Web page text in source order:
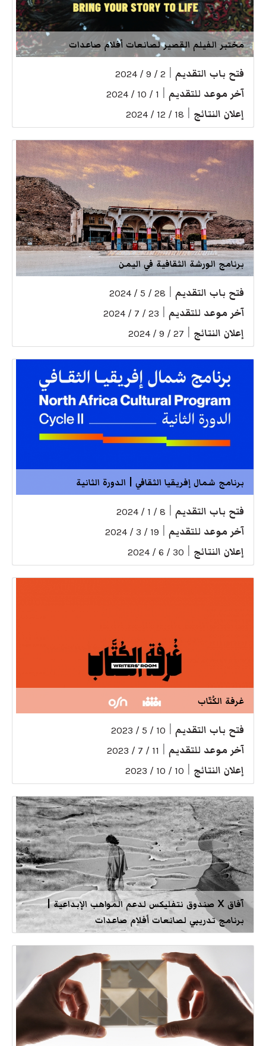
مختبر الفيلم القصير لصانعات أفلام صاعدات
فتح باب التقديم 2 / 9 / 2024
آخر موعد للتقديم 1 / 10 / 2024
إعلان النتائج 18 / 12 / 2024
برنامج الورشة الثقافية في اليمن
فتح باب التقديم 28 / 5 / 2024
آخر موعد للتقديم 23 / 7 / 2024
إعلان النتائج 27 / 9 / 2024
برنامج شمال إفريقيا الثقافي | الدورة الثانية
فتح باب التقديم 8 / 1 / 2024
آخر موعد للتقديم 19 / 3 / 2024
إعلان النتائج 30 / 6 / 2024
غرفة الكُتّاب
فتح باب التقديم 10 / 5 / 2023
آخر موعد للتقديم 11 / 7 / 2023
إعلان النتائج 10 / 10 / 2023
آفاق X صندوق نتفليكس لدعم المواهب الإبداعية |
برنامج تدريبي لصانعات أفلام صاعدات